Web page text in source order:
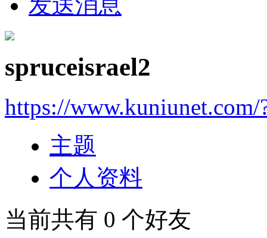
spruceisrael2
https://www.kuniunet.com/
主题
个人资料
当前共有 0 个好友